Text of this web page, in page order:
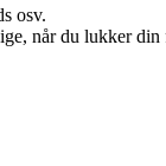
osv.
når du lukker